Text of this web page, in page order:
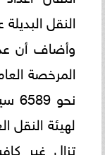
النقل
وأضاف أن
المرخصة
لهيئة النقل
تزال غير